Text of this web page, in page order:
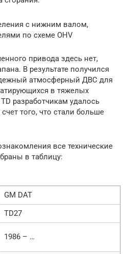
с нижним валом,
по схеме OHV
привода здесь нет,
В результате получился
атмосферный ДВС для
в тяжелых
разработчикам удалось
того, что стали больше
все технические
в таблицу:
GM DAT
TD27
1986 – …